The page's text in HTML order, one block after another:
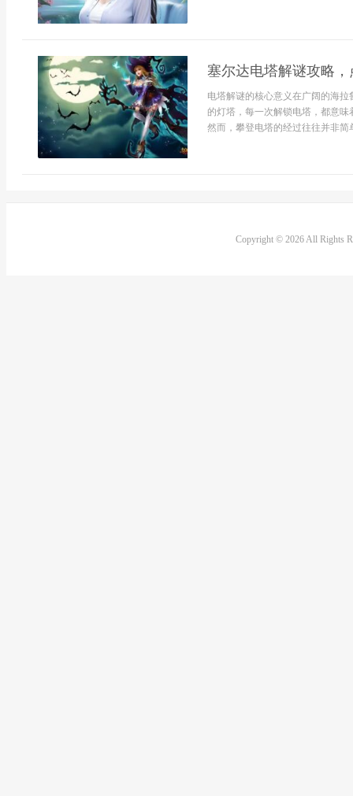
塞尔达电塔解谜攻略
电塔解谜的核心意义在广阔的海
的灯塔，每一次解锁电塔，都意
然而，攀登电塔的经过往往并非简
Copyright © 2026 All Rights